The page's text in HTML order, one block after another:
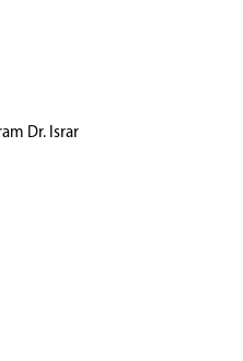
Dr. Israr